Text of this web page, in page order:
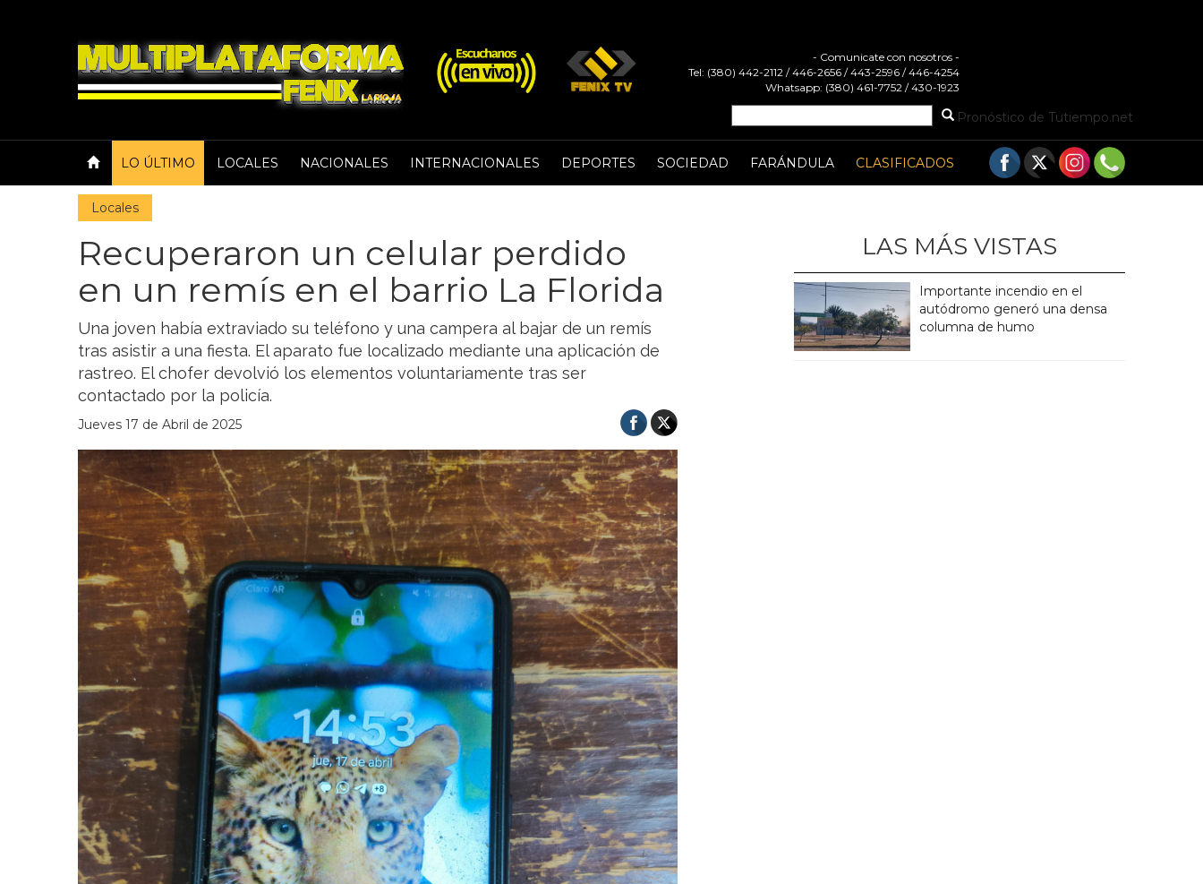
- Comunicate con nosotros -
Tel: (380) 442-2112 / 446-2656 / 443-2596 / 446-4254
Whatsapp: (380) 461-7752 / 430-1923
Pronóstico de Tutiempo.net
LO ÚLTIMO LOCALES NACIONALES INTERNACIONALES DEPORTES SOCIEDAD FARÁNDULA CLASIFICADOS
Locales
Recuperaron un celular perdido
en un remís en el barrio La Florida
Una joven había extraviado su teléfono y una campera al bajar de un remís
tras asistir a una fiesta. El aparato fue localizado mediante una aplicación de
rastreo. El chofer devolvió los elementos voluntariamente tras ser
contactado por la policía.
Jueves 17 de Abril de 2025
LAS MÁS VISTAS
Importante incendio en el
autódromo generó una densa
columna de humo